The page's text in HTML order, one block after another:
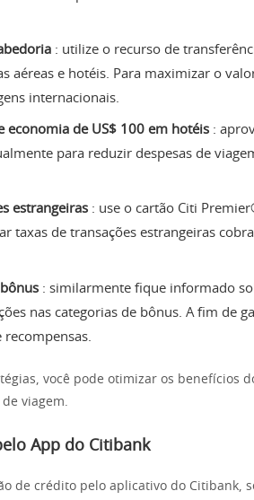
: utilize o recurso de
aéreas e hotéis. Para maximizar o
internacionais.
economia de US$ 100 em hotéis:
para reduzir despesas de
estrangeiras: use o cartão Citi
taxas de transações estrangeiras
: similarmente fique informado
nas categorias de bônus. A fim de
você pode otimizar os benefícios
viagem.
App do Citibank
de crédito pelo aplicativo do Citibank,